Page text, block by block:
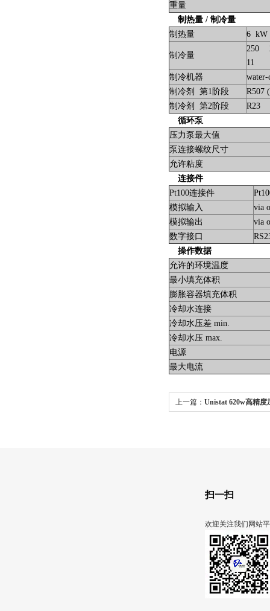
重量
制热量 / 制冷量
制热量
6 kW
制冷量
250
11
制冷机器
制冷剂 第1阶段
R507
制冷剂 第2阶段
R23
循环泵
压力泵最大值
泵连接螺纹尺寸
允许粘度
连接件
Pt100连接件
模拟输入
via
模拟输出
via
数字接口
操作数据
允许的环境温度
最小填充体积
膨胀容器填充体积
冷却水连接
冷却水压差 min.
冷却水压 max.
电源
最大电流
上一篇： Unistat 620w高精度
扫一扫
欢迎关注我们网站